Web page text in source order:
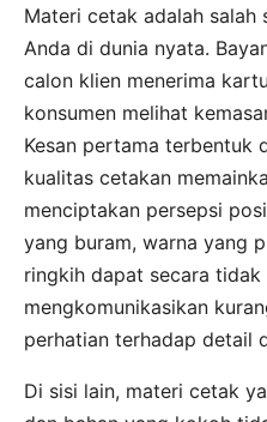
Materi cetak adalah salah
Anda di dunia nyata.
calon klien menerima
konsumen melihat
Kesan pertama terbentuk
kualitas cetakan
menciptakan persepsi
yang buram, warna yang
ringkih dapat secara tidak
mengkomunikasikan
perhatian terhadap detail
Di sisi lain, materi cetak